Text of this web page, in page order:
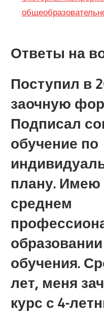
Ответы на
Поступил в
заочную
Подписал
обучение по
плану.
среднем
обучения.
лет, меня
курс с 4-